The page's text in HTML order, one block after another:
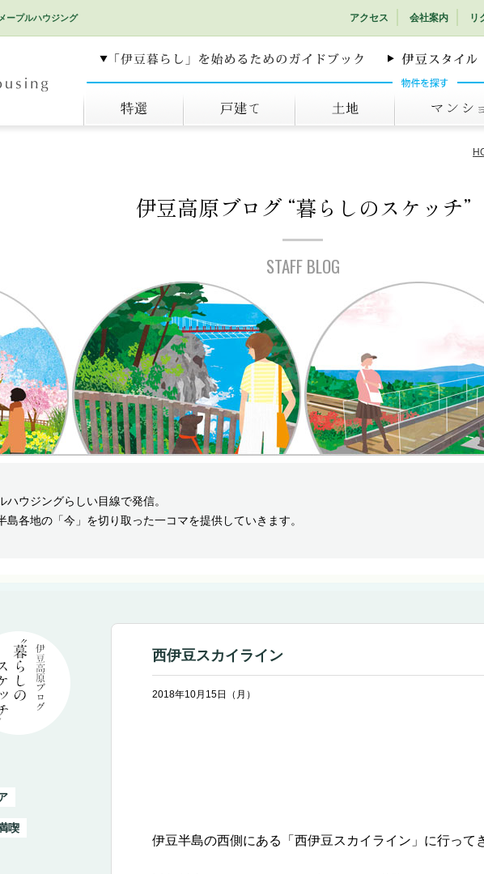
メープルハウジング アクセス 会社案内 リ
伊豆高原ブログ “暮らしのスケッチ”
STAFF BLOG
ウジングらしい目線で発信。
島各地の「今」を切り取った一コマを提供していきます。
西伊豆スカイライン
2018年10月15日（月）
伊豆半島の西側にある「西伊豆スカイライン」に行って
喫